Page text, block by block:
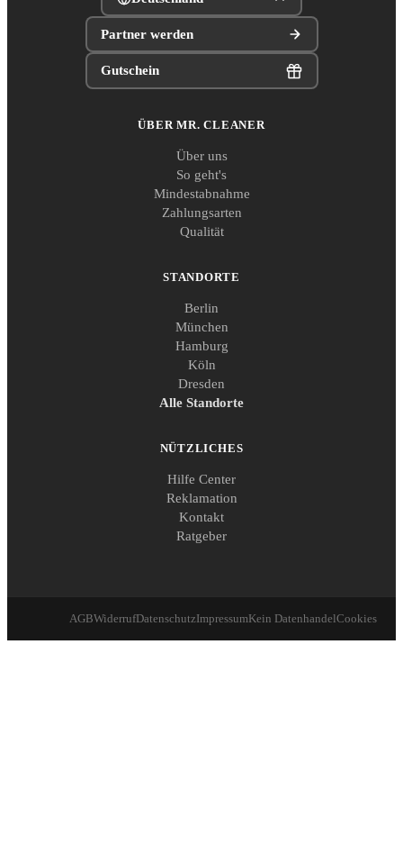
Partner werden
Gutschein
ÜBER MR. CLEANER
Über uns
So geht's
Mindestabnahme
Zahlungsarten
Qualität
STANDORTE
Berlin
München
Hamburg
Köln
Dresden
Alle Standorte
NÜTZLICHES
Hilfe Center
Reklamation
Kontakt
Ratgeber
AGBWiderrufDatenschutzImpressumKein DatenhandelCookies